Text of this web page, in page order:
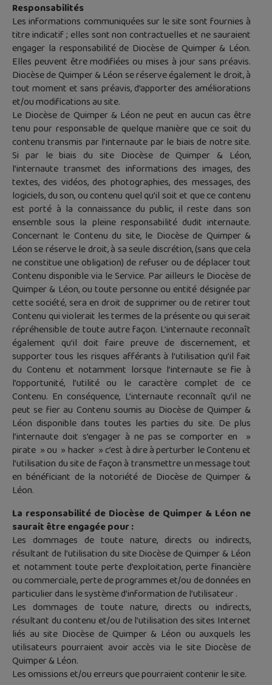
Responsabilités
Les informations communiquées sur le site sont fournies à
titre indicatif ; elles sont non contractuelles et ne sauraient
engager la responsabilité de Diocèse de Quimper & Léon.
Elles peuvent être modifiées ou mises à jour sans préavis.
Diocèse de Quimper & Léon se réserve également le droit, à
tout moment et sans préavis, d’apporter des améliorations
et/ou modifications au site.
Le Diocèse de Quimper & Léon ne peut en aucun cas être
tenu pour responsable de quelque manière que ce soit du
contenu transmis par l’internaute par le biais de notre site.
Si par le biais du site Diocèse de Quimper & Léon,
l’internaute transmet des informations des images, des
textes, des vidéos, des photographies, des messages, des
logiciels, du son, ou contenu quel qu’il soit et que ce contenu
est porté à la connaissance du public, il reste dans son
ensemble sous la pleine responsabilité dudit internaute.
Concernant le Contenu du site, le Diocèse de Quimper &
Léon se réserve le droit, à sa seule discrétion, (sans que cela
ne constitue une obligation) de refuser ou de déplacer tout
Contenu disponible via le Service. Par ailleurs le Diocèse de
Quimper & Léon, ou toute personne ou entité désignée par
cette société, sera en droit de supprimer ou de retirer tout
Contenu qui violerait les termes de la présente ou qui serait
répréhensible de toute autre façon. L’internaute reconnaît
également qu’il doit faire preuve de discernement, et
supporter tous les risques afférants à l’utilisation qu’il fait
du Contenu et notamment lorsque l’internaute se fie à
l’opportunité, l’utilité ou le caractère complet de ce
Contenu. En conséquence, L’internaute reconnaît qu’il ne
peut se fier au Contenu soumis au Diocèse de Quimper &
Léon disponible dans toutes les parties du site. De plus
l’internaute doit s’engager à ne pas se comporter en »
pirate » ou » hacker » c’est à dire à perturber le Contenu et
l’utilisation du site de façon à transmettre un message tout
en bénéficiant de la notoriété de Diocèse de Quimper &
Léon.
La responsabilité de Diocèse de Quimper & Léon ne
saurait être engagée pour :
Les dommages de toute nature, directs ou indirects,
résultant de l’utilisation du site Diocèse de Quimper & Léon
et notamment toute perte d’exploitation, perte financière
ou commerciale, perte de programmes et/ou de données en
particulier dans le système d’information de l’utilisateur .
Les dommages de toute nature, directs ou indirects,
résultant du contenu et/ou de l’utilisation des sites Internet
liés au site Diocèse de Quimper & Léon ou auxquels les
utilisateurs pourraient avoir accès via le site Diocèse de
Quimper & Léon.
Les omissions et/ou erreurs que pourraient contenir le site.